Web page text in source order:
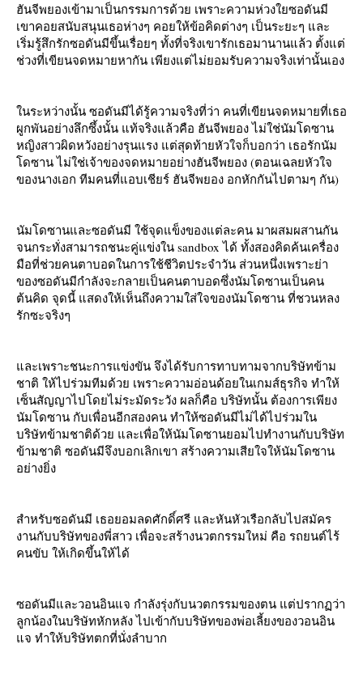
ฮันจีพยองเข้ามาเป็นกรรมการด้วย เพราะความห่วงใยซอดันมี
เขาคอยสนับสนุนเธอห่างๆ คอยให้ข้อคิดต่างๆ เป็นระยะๆ และ
เริ่มรู้สึกรักซอดันมีขึ้นเรื่อยๆ ทั้งที่จริงเขารักเธอมานานแล้ว ตั้งแต่
ช่วงที่เขียนจดหมายหากัน เพียงแต่ไม่ยอมรับความจริงเท่านั้นเอง
นระหว่างนั้น ซอดันมีได้รู้ความจริงที่ว่า คนที่เขียนจดหมายที่เธอ
ผูกพันอย่างลึกซึ้งนั้น แท้จริงแล้วคือ ฮันจีพยอง ไม่ใช่นัมโดซาน
หญิงสาวผิดหวังอย่างรุนแรง แต่สุดท้ายหัวใจก็บอกว่า เธอรักนัม
ดซาน ไม่ใช่เจ้าของจดหมายอย่างฮันจีพยอง (ตอนเฉลยหัวใจ
ของนางเอก ทีมคนที่แอบเชียร์ ฮันจีพยอง อกหักกันไปตามๆ กัน)
นัมโดซานและซอดันมี ใช้จุดแข็งของแต่ละคน มาผสมผสานกัน
จนกระทั่งสามารถชนะคู่แข่งใน sandbox ได้ ทั้งสองคิดค้นเครื่อง
มือที่ช่วยคนตาบอดในการใช้ชีวิตประจำวัน ส่วนหนึ่งเพราะย่า
ของซอดันมีกำลังจะกลายเป็นคนตาบอดซึ่งนัมโดซานเป็นคน
ต้นคิด จุดนี้ แสดงให้เห็นถึงความใส่ใจของนัมโดซาน ที่ชวนหลง
รักซะจริงๆ
ละเพราะชนะการแข่งขัน จึงได้รับการทาบทามจากบริษัทข้าม
ชาติ ให้ไปร่วมทีมด้วย เพราะความอ่อนด้อยในเกมส์ธุรกิจ ทำให้
เซ็นสัญญาไปโดยไม่ระมัดระวัง ผลก็คือ บริษัทนั้น ต้องการเพียง
นัมโดซาน กับเพื่อนอีกสองคน ทำให้ซอดันมีไม่ได้ไปร่วมใน
บริษัทข้ามชาติด้วย และเพื่อให้นัมโดซานยอมไปทำงานกับบริษัท
ข้ามชาติ ซอดันมีจึงบอกเลิกเขา สร้างความเสียใจให้นัมโดซาน
อย่างยิ่ง
สำหรับซอดันมี เธอยอมลดศักดิ์ศรี และหันหัวเรือกลับไปสมัคร
งานกับบริษัทของพี่สาว เพื่อจะสร้างนวตกรรมใหม่ คือ รถยนต์ไร้
คนขับ ให้เกิดขึ้นให้ได้
ซอดันมีและวอนอินแจ กำลังรุ่งกับนวตกรรมของตน แต่ปรากฏว่า
ลูกน้องในบริษัทหักหลัง ไปเข้ากับบริษัทของพ่อเลี้ยงของวอนอิน
จ ทำให้บริษัทตกที่นั่งลำบาก